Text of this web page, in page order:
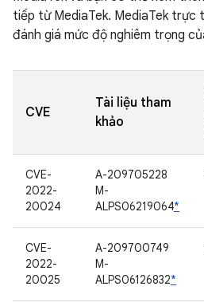
tiếp từ MediaTek. MediaTek trực
đánh giá mức độ nghiêm trọng
CVE
Tài liệu tham
khảo
CVE-
2022-
20024
A-209705228
M-
ALPS06219064*
CVE-
2022-
20025
A-209700749
M-
ALPS06126832*